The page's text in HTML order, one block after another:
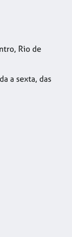
Rio de
a sexta, das